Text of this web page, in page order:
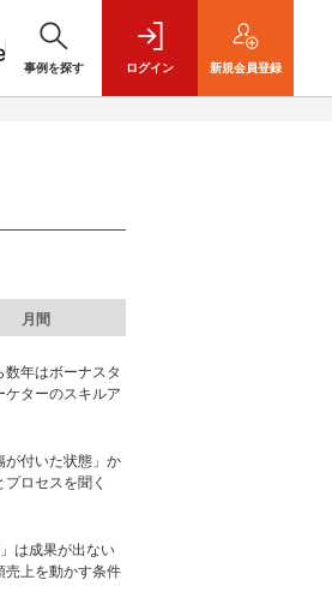
事例を探す ログイン 新規会員登録
月間
数年はボーナスタ
ターのスキルア
が付いた状態」か
ロセスを聞く
は成果が出ない
売上を動かす条件